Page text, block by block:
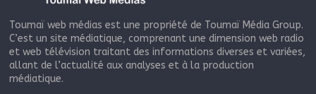
Toumaï web médias est une propriété de Toumaï Média Group.
C’est un site médiatique, comprenant une dimension web radio
et web télévision traitant des informations diverses et variées,
allant de l’actualité aux analyses et à la production
médiatique.